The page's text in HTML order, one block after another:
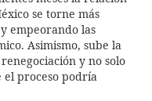
se torne más
empeorando las
Asimismo, sube la
y no solo
proceso podría